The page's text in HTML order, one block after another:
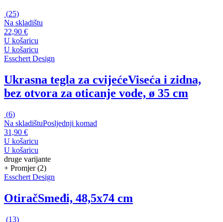
(25)
Na skladištu
22,90 €
U košaricu
U košaricu
Esschert Design
Ukrasna tegla za cvijećeViseća i zidna,
bez otvora za oticanje vode, ø 35 cm
(6)
Na skladištuPosljednji komad
31,90 €
U košaricu
U košaricu
druge varijante
+ Promjer (2)
Esschert Design
OtiračSmeđi, 48,5x74 cm
(13)